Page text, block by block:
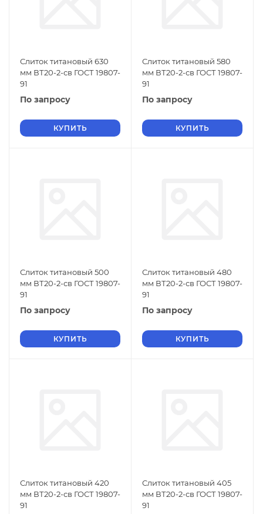
Слиток титановый 630
мм ВТ20-2-св ГОСТ 19807-
91
По запросу
КУПИТЬ
Слиток титановый 580
мм ВТ20-2-св ГОСТ 19807-
91
По запросу
КУПИТЬ
Слиток титановый 500
мм ВТ20-2-св ГОСТ 19807-
91
По запросу
КУПИТЬ
Слиток титановый 480
мм ВТ20-2-св ГОСТ 19807-
91
По запросу
КУПИТЬ
Слиток титановый 420
мм ВТ20-2-св ГОСТ 19807-
91
Слиток титановый 405
мм ВТ20-2-св ГОСТ 19807-
91